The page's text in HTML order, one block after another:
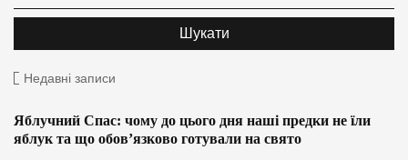
Недавні записи
Яблучний Спас: чому до цього дня наші предки не їли
яблук та що обов’язково готували на свято